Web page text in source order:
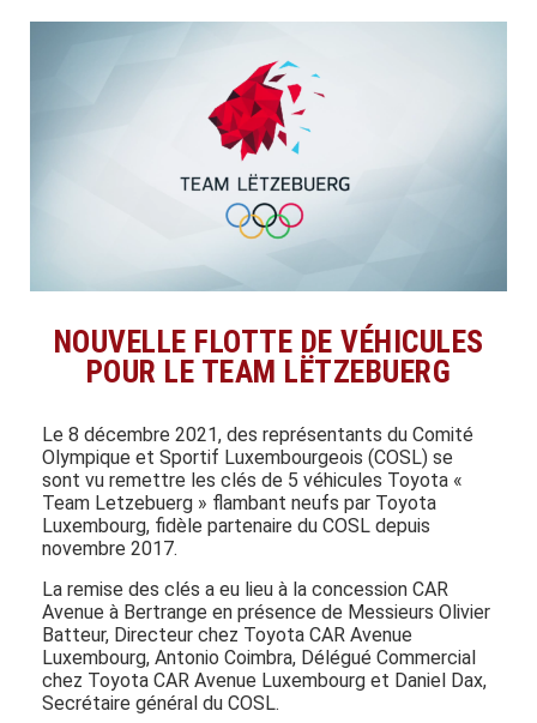
NOUVELLE FLOTTE DE VÉHICULES
POUR LE TEAM LËTZEBUERG
Le 8 décembre 2021, des représentants du Comité
Olympique et Sportif Luxembourgeois (COSL) se
sont vu remettre les clés de 5 véhicules Toyota «
Team Letzebuerg » flambant neufs par Toyota
Luxembourg, fidèle partenaire du COSL depuis
novembre 2017.
La remise des clés a eu lieu à la concession CAR
Avenue à Bertrange en présence de Messieurs Olivier
Batteur, Directeur chez Toyota CAR Avenue
Luxembourg, Antonio Coimbra, Délégué Commercial
chez Toyota CAR Avenue Luxembourg et Daniel Dax,
Secrétaire général du COSL.